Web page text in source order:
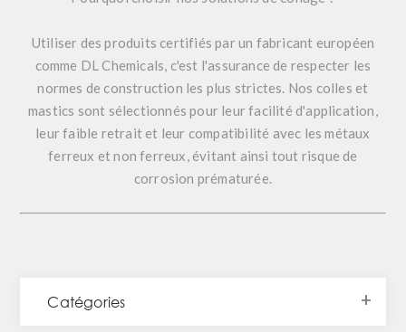
Utiliser des produits certifiés par un fabricant européen
comme DL Chemicals, c'est l'assurance de respecter les
normes de construction les plus strictes. Nos colles et
mastics sont sélectionnés pour leur facilité d'application,
leur faible retrait et leur compatibilité avec les métaux
ferreux et non ferreux, évitant ainsi tout risque de
corrosion prématurée.
Catégories